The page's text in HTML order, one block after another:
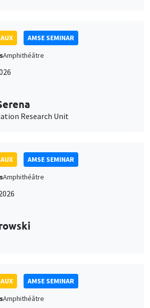
AMSE SEMINAR
Amphithéâtre
Research Unit
AMSE SEMINAR
Amphithéâtre
AMSE SEMINAR
Amphithéâtre